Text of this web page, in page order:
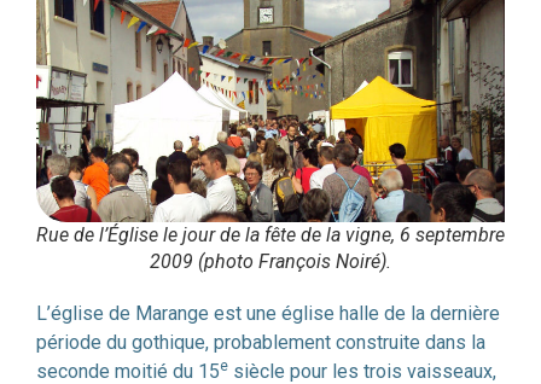
Rue de l’Église le jour de la fête de la vigne, 6 septembre
2009 (photo François Noiré).
L’église de Marange est une église halle de la dernière
période du gothique, probablement construite dans la
seconde moitié du 15e siècle pour les trois vaisseaux,